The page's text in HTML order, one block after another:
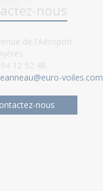
nous
de l'Aéroport
12 52 48
voiles.com
nous